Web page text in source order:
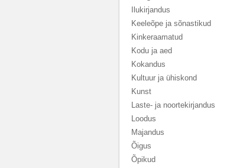
Ilukirjandus
Keeleõpe ja sõnastikud
Kinkeraamatud
Kodu ja aed
Kokandus
Kultuur ja ühiskond
Kunst
Laste- ja noortekirjandus
Loodus
Majandus
Õigus
Õpikud